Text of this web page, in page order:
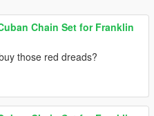
Chain Set for Franklin
those red dreads?